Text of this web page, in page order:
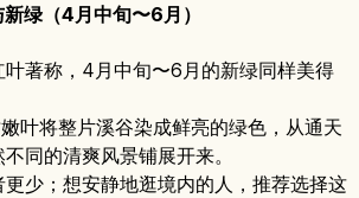
绿（4月中旬〜6月）
叶著称，4月中旬〜6月的新绿同样美得
叶将整片溪谷染成鲜亮的绿色，从通天
同的清爽风景铺展开来。
少；想安静地逛境内的人，推荐选择这